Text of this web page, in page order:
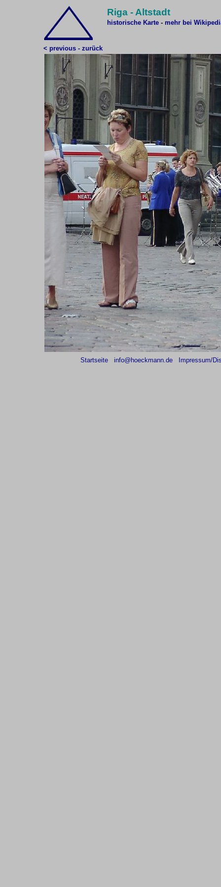
Riga - Altstadt
historische Karte - mehr bei
< previous - zurück
Startseite info@hoeckmann.de Impressum/